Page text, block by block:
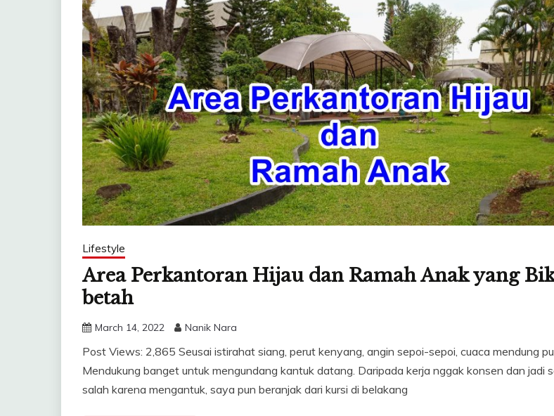
Lifestyle
Area Perkantoran Hijau dan Ramah Anak yang
betah
March 14, 2022 Nanik Nara
Post Views: 2,865 Seusai istirahat siang, perut kenyang, angin sepoi-sepoi, cuaca mendung
Mendukung banget untuk mengundang kantuk datang. Daripada kerja nggak konsen dan jadi
salah karena mengantuk, saya pun beranjak dari kursi di belakang